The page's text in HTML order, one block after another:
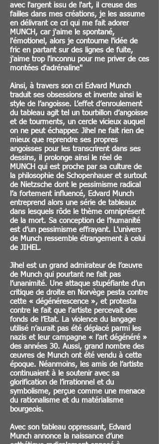
avec l'argent issu de l'art, il creuse des
failles dans mes créations, je les assume
en délivrant ce cri qui me fait adorer
MUNCH, car j'aime le spontané,
l'émotionel, alors je contourne l'idée de
fric en partant sur des lignes de fuite,
j'aime trop l'inconnu pour me priver de ces
montées d'adrénaline"
Ainsi, à travers son cri Edvard Munch
traduit ses obsessions et invente ainsi le
style de l’angoisse. L’effet d’enroulement
du tableau agit tel un tourbillon d’angoisse
et de tourments, un cercle vicieux auquel
on ne peut échapper. Jihel ne fait rien de
mieux que reprendre ses propres
angoisses pour les transcrirent dans ses
dessins, il prolonge ainsi le réel de
MUNCH qui est proche par sa culture de
la philosophie de Schopenhauer et surtout
de Nietzsche dont le pessimisme radical
l’a fortement influencé, Edvard Munch
entreprend alors une série de tableaux
dans lesquels rôde le thème omniprésent
de la mort. Sa conception de l’humanité
est d’un pessimisme effrayant. L'univers
de Munch ressemble étrangement à celui
de JIHEL.
Jihel est un grand admirateur de l’œuvre
de Munch qui pourtant ne fait pas
l’unanimité. Une attaque stupéfiante d’un
critique de droite en Norvège pesta contre
cette « dégénérescence », et protesta
contre le fait que l’artiste percevait des
fonds de l’Etat. La violence du langage
utilisé n’aurait pas été déplacé parmi les
nazis et leur campagne « l’art dégénéré »
des années 30. Aussi, grand nombre des
œuvres de Munch ont été vendu à cette
époque. Néanmoins, les amis de l’artiste
continuaient à le soutenir avec sa
glorification de l’irrationnel et du
symbolisme, perçue comme une menace
du rationalisme et du matérialisme
bourgeois.
Avec son tableau oppressant, Edvard
Munch annonce la naissance d’une